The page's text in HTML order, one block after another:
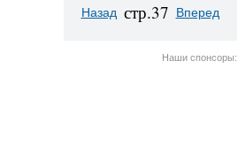
Назад стр.37 Вперед
Наши спонсоры: